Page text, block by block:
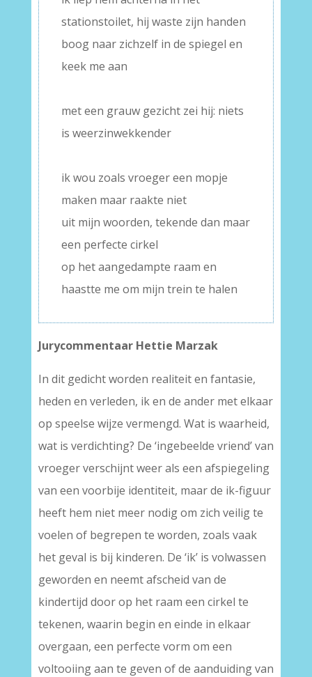
stationstoilet, hij waste zijn handen
boog naar zichzelf in de spiegel en
keek me aan
met een grauw gezicht zei hij: niets
is weerzinwekkender
ik wou zoals vroeger een mopje
maken maar raakte niet
uit mijn woorden, tekende dan maar
een perfecte cirkel
op het aangedampte raam en
haastte me om mijn trein te halen
Jurycommentaar Hettie Marzak
In dit gedicht worden realiteit en fantasie,
heden en verleden, ik en de ander met elkaar
op speelse wijze vermengd. Wat is waarheid,
wat is verdichting? De ‘ingebeelde vriend’ van
vroeger verschijnt weer als een afspiegeling
van een voorbije identiteit, maar de ik-figuur
heeft hem niet meer nodig om zich veilig te
voelen of begrepen te worden, zoals vaak
het geval is bij kinderen. De ‘ik’ is volwassen
geworden en neemt afscheid van de
kindertijd door op het raam een cirkel te
tekenen, waarin begin en einde in elkaar
overgaan, een perfecte vorm om een
voltooiing aan te geven of de aanduiding van